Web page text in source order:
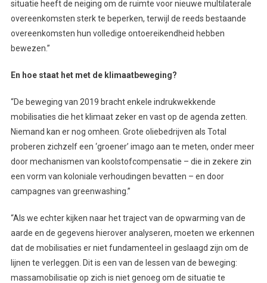
situatie heeft de neiging om de ruimte voor nieuwe multilaterale
overeenkomsten sterk te beperken, terwijl de reeds bestaande
overeenkomsten hun volledige ontoereikendheid hebben
bewezen.”
En hoe staat het met de klimaatbeweging?
“De beweging van 2019 bracht enkele indrukwekkende
mobilisaties die het klimaat zeker en vast op de agenda zetten.
Niemand kan er nog omheen. Grote oliebedrijven als Total
proberen zichzelf een ‘groener’ imago aan te meten, onder meer
door mechanismen van koolstofcompensatie – die in zekere zin
een vorm van koloniale verhoudingen bevatten – en door
campagnes van greenwashing.”
“Als we echter kijken naar het traject van de opwarming van de
aarde en de gegevens hierover analyseren, moeten we erkennen
dat de mobilisaties er niet fundamenteel in geslaagd zijn om de
lijnen te verleggen. Dit is een van de lessen van de beweging:
massamobilisatie op zich is niet genoeg om de situatie te